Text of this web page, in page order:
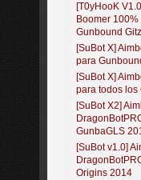
[T0yHooK
Boomer
Gunbound Gitz
[SuBot X]
para
[SuBot X]
para todos
[SuBot X2]
GunbaGLS
[SuBot v1.0]
Origins 2014